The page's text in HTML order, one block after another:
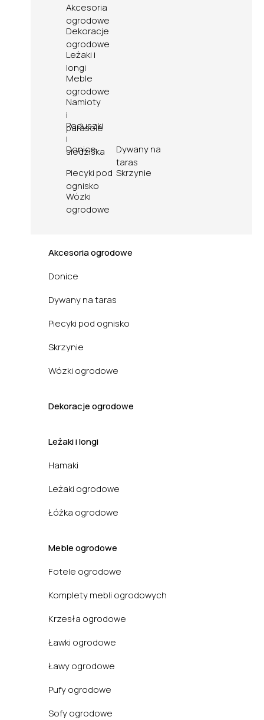
Akcesoria
ogrodowe
Dekoracje
ogrodowe
Leżaki i
longi
Meble
ogrodowe
Namioty
i
parasole
Poduszki
i
siedziska
Donice
Dywany na
taras
Piecyki pod
ognisko
Skrzynie
Wózki
ogrodowe
Akcesoria ogrodowe
Donice
Dywany na taras
Piecyki pod ognisko
Skrzynie
Wózki ogrodowe
Dekoracje ogrodowe
Leżaki i longi
Hamaki
Leżaki ogrodowe
Łóżka ogrodowe
Meble ogrodowe
Fotele ogrodowe
Komplety mebli ogrodowych
Krzesła ogrodowe
Ławki ogrodowe
Ławy ogrodowe
Pufy ogrodowe
Sofy ogrodowe